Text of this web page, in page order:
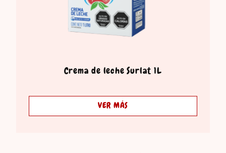
Crema de leche Surlat 1L
VER MÁS